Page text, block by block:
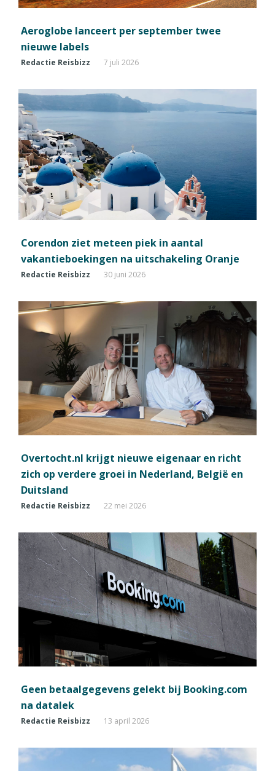
Aeroglobe lanceert per september twee
nieuwe labels
Redactie Reisbizz 7 juli 2026
Corendon ziet meteen piek in aantal
vakantieboekingen na uitschakeling Oranje
Redactie Reisbizz 30 juni 2026
Overtocht.nl krijgt nieuwe eigenaar en richt
zich op verdere groei in Nederland, België en
Duitsland
Redactie Reisbizz 22 mei 2026
Geen betaalgegevens gelekt bij Booking.com
na datalek
Redactie Reisbizz 13 april 2026